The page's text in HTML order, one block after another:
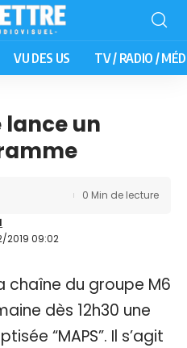
VU DES US TV / RADIO /
lance un
2019 09:02
0 Min de lecture
chaîne du groupe M6
dès 12h30 une
“MAPS”. Il s’agit